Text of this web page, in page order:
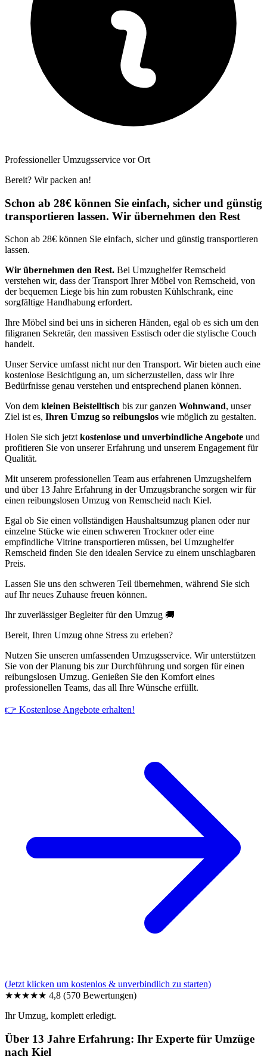
Professioneller Umzugsservice vor Ort
Bereit? Wir packen an!
Schon ab 28€ können Sie einfach, sicher und günstig
transportieren lassen. Wir übernehmen den Rest
Schon ab 28€ können Sie einfach, sicher und günstig transportieren
lassen.
Wir übernehmen den Rest. Bei Umzughelfer Remscheid
verstehen wir, dass der Transport Ihrer Möbel von Remscheid, von
der bequemen Liege bis hin zum robusten Kühlschrank, eine
sorgfältige Handhabung erfordert.
Ihre Möbel sind bei uns in sicheren Händen, egal ob es sich um den
filigranen Sekretär, den massiven Esstisch oder die stylische Couch
handelt.
Unser Service umfasst nicht nur den Transport. Wir bieten auch eine
kostenlose Besichtigung an, um sicherzustellen, dass wir Ihre
Bedürfnisse genau verstehen und entsprechend planen können.
Von dem kleinen Beistelltisch bis zur ganzen Wohnwand, unser
Ziel ist es, Ihren Umzug so reibungslos wie möglich zu gestalten.
Holen Sie sich jetzt kostenlose und unverbindliche Angebote und
profitieren Sie von unserer Erfahrung und unserem Engagement für
Qualität.
Mit unserem professionellen Team aus erfahrenen Umzugshelfern
und über 13 Jahre Erfahrung in der Umzugsbranche sorgen wir für
einen reibungslosen Umzug von Remscheid nach Kiel.
Egal ob Sie einen vollständigen Haushaltsumzug planen oder nur
einzelne Stücke wie einen schweren Trockner oder eine
empfindliche Vitrine transportieren müssen, bei Umzughelfer
Remscheid finden Sie den idealen Service zu einem unschlagbaren
Preis.
Lassen Sie uns den schweren Teil übernehmen, während Sie sich
auf Ihr neues Zuhause freuen können.
Ihr zuverlässiger Begleiter für den Umzug 🚚
Bereit, Ihren Umzug ohne Stress zu erleben?
Nutzen Sie unseren umfassenden Umzugsservice. Wir unterstützen
Sie von der Planung bis zur Durchführung und sorgen für einen
reibungslosen Umzug. Genießen Sie den Komfort eines
professionellen Teams, das all Ihre Wünsche erfüllt.
👉 Kostenlose Angebote erhalten!
(Jetzt klicken um kostenlos & unverbindlich zu starten)
★★★★★ 4,8 (570 Bewertungen)
Ihr Umzug, komplett erledigt.
Über 13 Jahre Erfahrung: Ihr Experte für Umzüge
nach Kiel